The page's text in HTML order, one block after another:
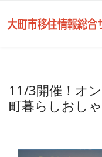
11/3開催！オ
町暮らしおし